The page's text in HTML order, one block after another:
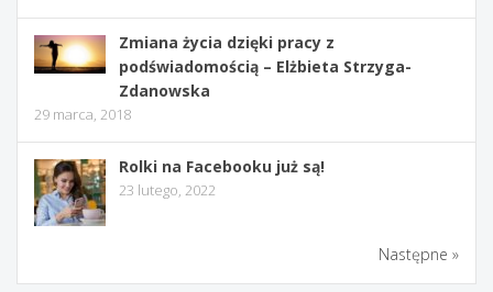
Zmiana życia dzięki pracy z
podświadomością – Elżbieta Strzyga-
Zdanowska
29 marca, 2018
Rolki na Facebooku już są!
23 lutego, 2022
Następne »